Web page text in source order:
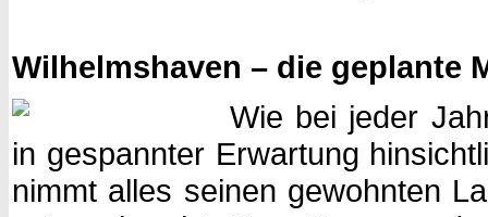
Wilhelmshaven – die geplante
Wie bei jeder
in gespannter Erwartung
nimmt alles seinen gewohnten